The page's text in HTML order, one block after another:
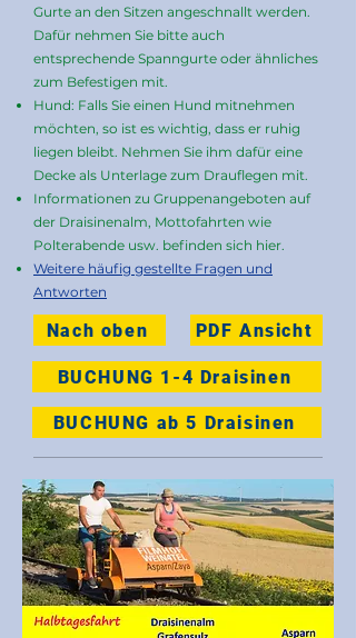
Gurte an den Sitzen angeschnallt werden.
Dafür nehmen Sie bitte auch
entsprechende Spanngurte oder ähnliches
zum Befestigen mit.
Hund: Falls Sie einen Hund mitnehmen
möchten, so ist es wichtig, dass er ruhig
liegen bleibt. Nehmen Sie ihm dafür eine
Decke als Unterlage zum Drauflegen mit.
Informationen zu Gruppenangeboten auf
der Draisinenalm, Mottofahrten wie
Polterabende usw. befinden sich hier.
Weitere häufig gestellte Fragen und
Antworten
Nach oben PDF Ansicht
BUCHUNG 1-4 Draisinen
BUCHUNG ab 5 Draisinen